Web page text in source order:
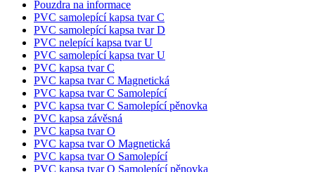
Pouzdra na informace
PVC samolepící kapsa tvar C
PVC samolepící kapsa tvar D
PVC nelepící kapsa tvar U
PVC samolepící kapsa tvar U
PVC kapsa tvar C
PVC kapsa tvar C Magnetická
PVC kapsa tvar C Samolepící
PVC kapsa tvar C Samolepící pěnovka
PVC kapsa závěsná
PVC kapsa tvar O
PVC kapsa tvar O Magnetická
PVC kapsa tvar O Samolepící
PVC kapsa tvar O Samolepící pěnovka